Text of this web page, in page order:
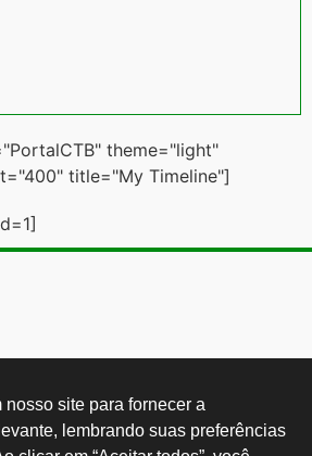
theme="light"
title="My Timeline"]
11 3874-0040
site para fornecer a
lembrando suas preferências